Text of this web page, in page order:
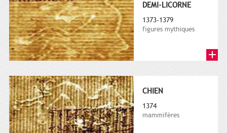
DEMI-LICORNE
1373-1379
figures mythiques
CHIEN
1374
mammifères